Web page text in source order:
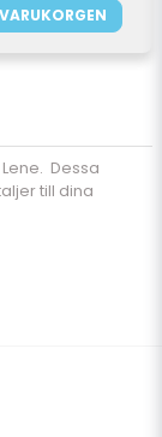
Dessa
till dina